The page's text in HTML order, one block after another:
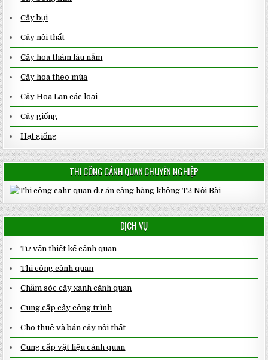
Cây bụi
Cây nội thất
Cây hoa thảm lâu năm
Cây hoa theo mùa
Cây Hoa Lan các loại
Cây giống
Hạt giống
THI CÔNG CẢNH QUAN CHUYÊN NGHIỆP
DỊCH VỤ
Tư vấn thiết kế cảnh quan
Thi công cảnh quan
Chăm sóc cây xanh cảnh quan
Cung cấp cây công trình
Cho thuê và bán cây nội thất
Cung cấp vật liệu cảnh quan